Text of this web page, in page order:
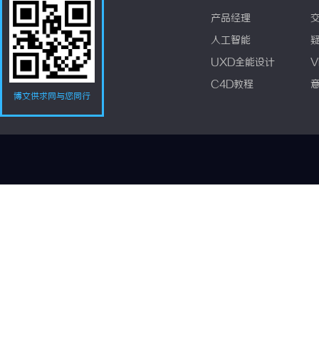
博文供求网与您同行
产品经理
人工智能
UXD全能设计
C4D教程